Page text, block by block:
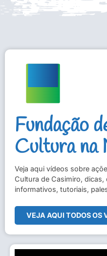
Fundação
Cultura na
Veja aqui vídeos sobre
Cultura de Casimiro,
informativos, tutoriais,
VEJA AQUI TODOS OS